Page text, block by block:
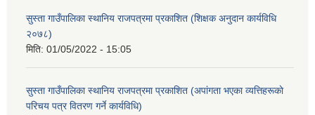
सुस्ता गाउँपालिका स्थानिय राजपत्रमा प्रकाशित (शिक्षक अनुदान कार्यविधि
२०७८)
मिति: 01/05/2022 - 15:05
सुस्ता गाउँपालिका स्थानिय राजपत्रमा प्रकाशित (अपांगता भएका व्यत्तिहरूकाे
परिचय पत्र वितरण गर्ने कार्यविधि)